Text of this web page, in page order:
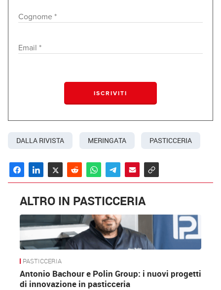
comune è la montatura della panna, che deve
che viene prediletta leggera e ariosa/soffice
strati di meringa.
DALLA RIVISTA MERINGATA PASTICCERIA
ALTRO IN PASTICCERIA
PASTICCERIA
Antonio Bachour e Polin Group: i nuovi progetti
di innovazione in pasticceria